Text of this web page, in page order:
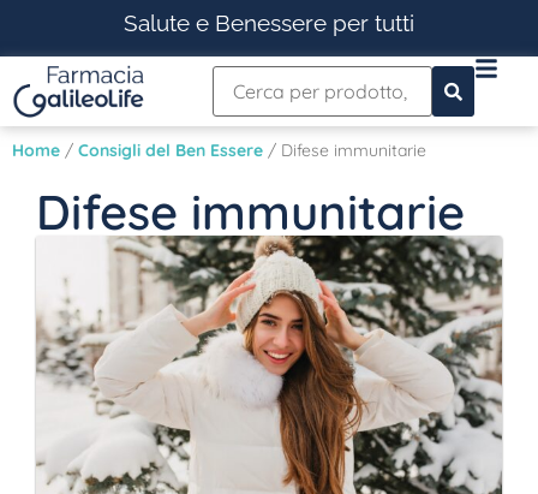
Salute e Benessere per tutti
Home / Consigli del Ben Essere / Difese immunitarie
Difese immunitarie